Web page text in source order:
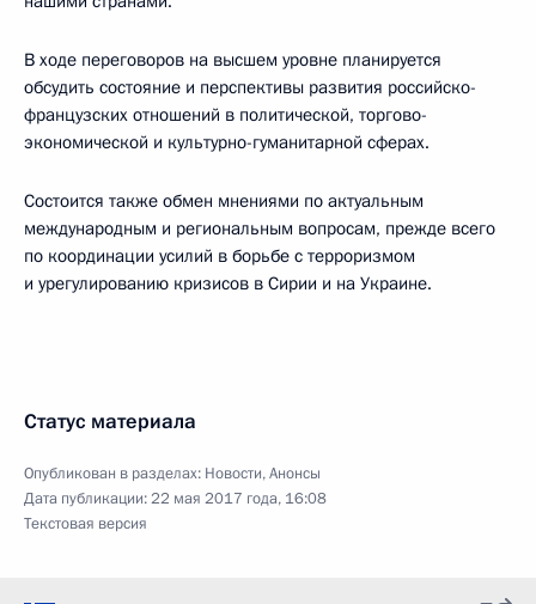
В ходе переговоров на высшем уровне планируется
обсудить состояние и перспективы развития российско-
французских отношений в политической, торгово-
экономической и культурно-гуманитарной сферах.
Состоится также обмен мнениями по актуальным
международным и региональным вопросам, прежде всего
по координации усилий в борьбе с терроризмом
и урегулированию кризисов в Сирии и на Украине.
Статус материала
Опубликован в разделах: Новости,Анонсы
Дата публикации:22 мая 2017 года, 16:08
Текстовая версия